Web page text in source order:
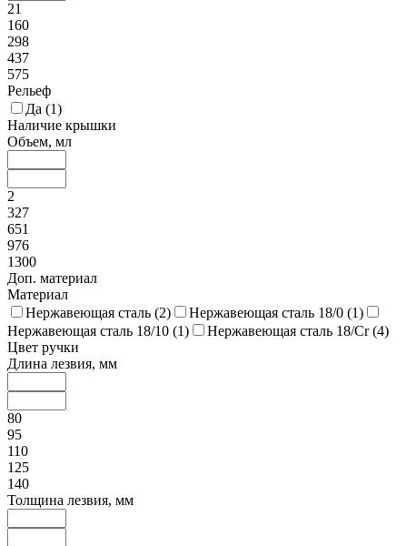
21
160
298
437
575
Рельеф
Да (1)
Наличие крышки
Объем, мл
2
327
651
976
1300
Доп. материал
Материал
Нержавеющая сталь (2) Нержавеющая сталь 18/0 (1)
Нержавеющая сталь 18/10 (1) Нержавеющая сталь 18/Cr (4)
Цвет ручки
Длина лезвия, мм
80
95
110
125
140
Толщина лезвия, мм